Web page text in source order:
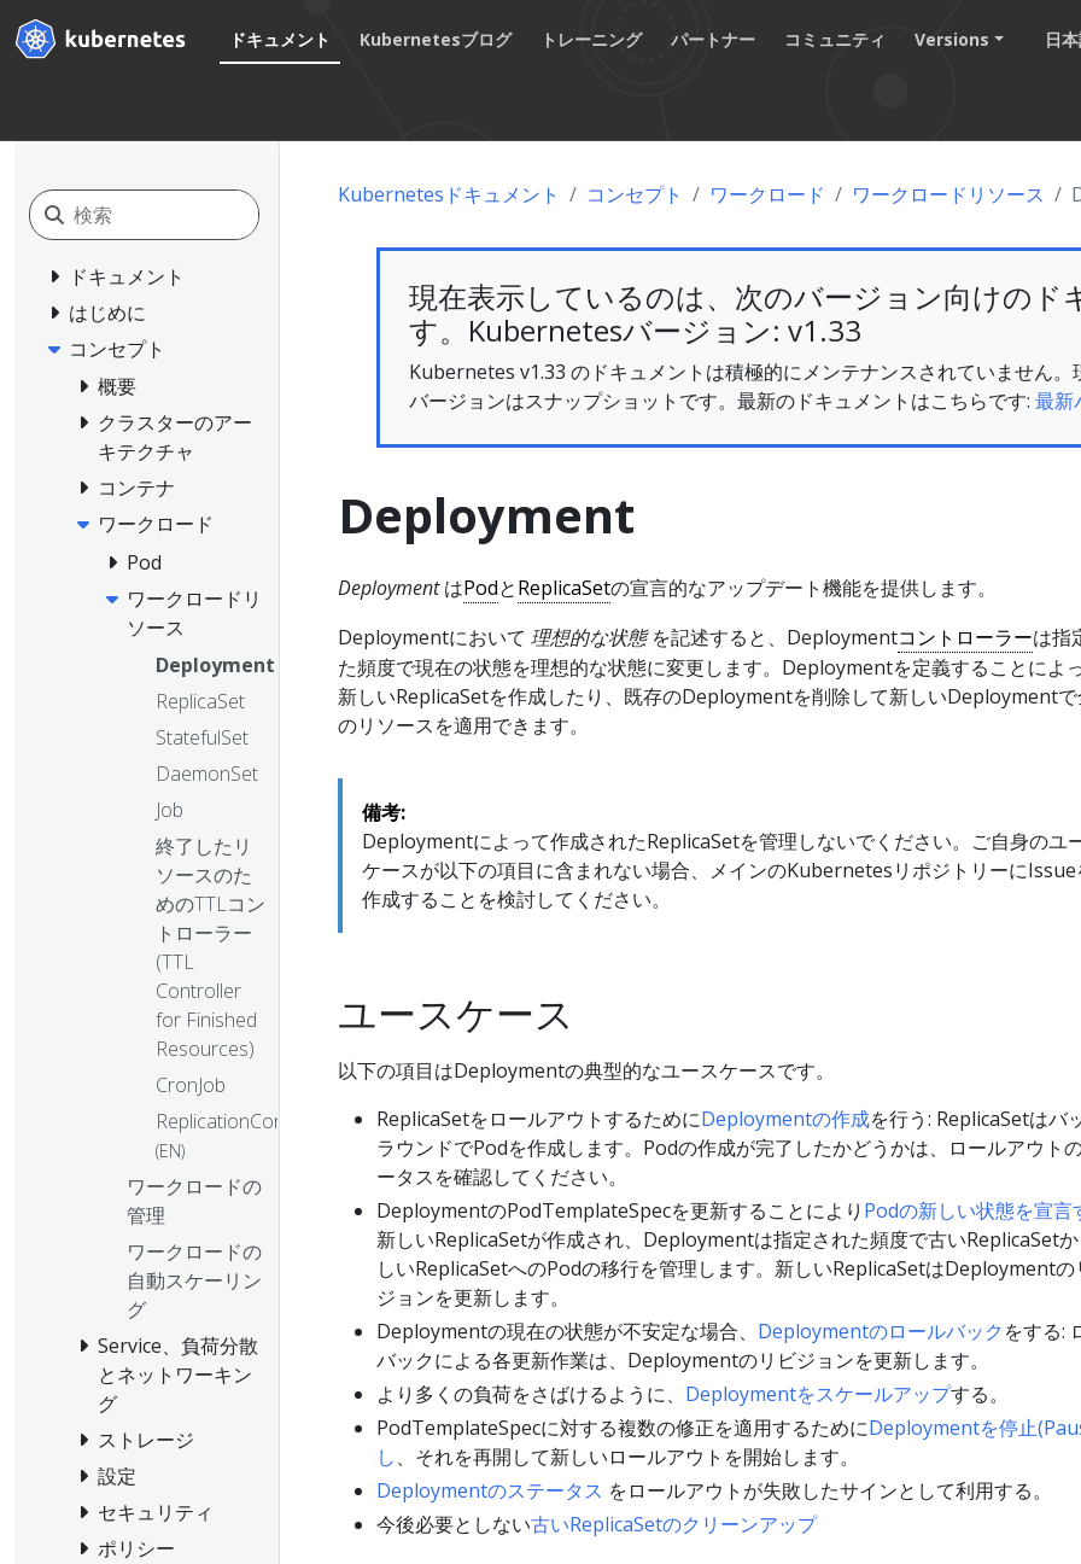
ドキュメント Kubernetesブログ トレーニング パートナー コミュニティ Versions 日
ドキュメント
はじめに
コンセプト
概要
クラスターのアー
キテクチャ
コンテナ
ワークロード
Pod
ワークロードリ
ソース
Deployment
ReplicaSet
StatefulSet
DaemonSet
Job
終了したリ
ソースのた
めのTTLコン
トローラー
(TTL
Controller
for Finished
Resources)
CronJob
ReplicationController
(EN)
ワークロードの
管理
ワークロードの
自動スケーリン
グ
Service、負荷分散
とネットワーキン
グ
ストレージ
設定
セキュリティ
ポリシー
Kubernetesドキュメント コンセプト ワークロード ワークロードリソース
現在表示しているのは、次のバージョン向けのド
す。Kubernetesバージョン: v1.33
Kubernetes v1.33 のドキュメントは積極的にメンテナンスされていません。
バージョンはスナップショットです。最新のドキュメントはこちらです: 最新
Deployment
DeploymentはPodとReplicaSetの宣言的なアップデート機能を提供します。
Deploymentにおいて 理想的な状態を記述すると、Deploymentコントローラーは指
た頻度で現在の状態を理想的な状態に変更します。Deploymentを定義することによっ
新しいReplicaSetを作成したり、既存のDeploymentを削除して新しいDeploymentで
のリソースを適用できます。
備考:
Deploymentによって作成されたReplicaSetを管理しないでください。ご自身のユ
ケースが以下の項目に含まれない場合、メインのKubernetesリポジトリーにIssue
作成することを検討してください。
ユースケース
以下の項目はDeploymentの典型的なユースケースです。
ReplicaSetをロールアウトするためにDeploymentの作成を行う: ReplicaSetはバ
ラウンドでPodを作成します。Podの作成が完了したかどうかは、ロールアウト
ータスを確認してください。
DeploymentのPodTemplateSpecを更新することにより Podの新しい状態を宣言
新しいReplicaSetが作成され、Deploymentは指定された頻度で古いReplicaSet
しいReplicaSetへのPodの移行を管理します。新しいReplicaSetはDeploymentの
ジョンを更新します。
Deploymentの現在の状態が不安定な場合、 Deploymentのロールバック をする:
バックによる各更新作業は、Deploymentのリビジョンを更新します。
より多くの負荷をさばけるように、 Deploymentをスケールアップする。
PodTemplateSpecに対する複数の修正を適用するためにDeploymentを停止
し、それを再開して新しいロールアウトを開始します。
Deploymentのステータス をロールアウトが失敗したサインとして利用する。
今後必要としない古いReplicaSetのクリーンアップ